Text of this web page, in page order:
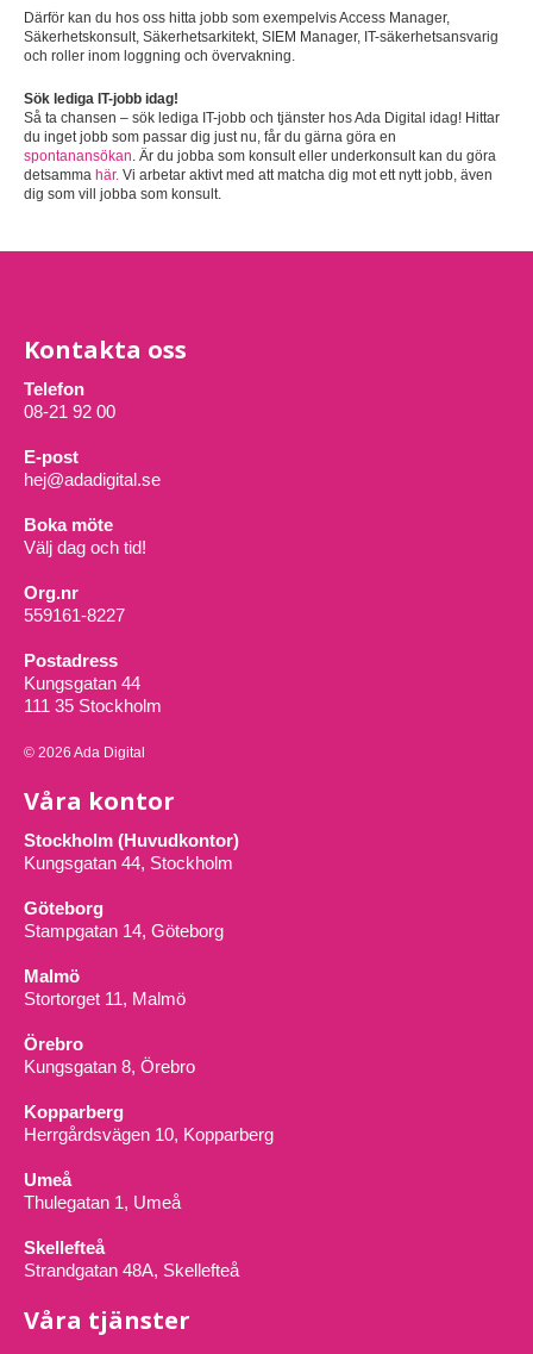
Därför kan du hos oss hitta jobb som exempelvis Access Manager,
Säkerhetskonsult, Säkerhetsarkitekt, SIEM Manager, IT-säkerhetsansvarig
och roller inom loggning och övervakning.
Sök lediga IT-jobb idag!
Så ta chansen – sök lediga IT-jobb och tjänster hos Ada Digital idag! Hittar
du inget jobb som passar dig just nu, får du gärna göra en
spontanansökan. Är du jobba som konsult eller underkonsult kan du göra
detsamma här. Vi arbetar aktivt med att matcha dig mot ett nytt jobb, även
dig som vill jobba som konsult.
Kontakta oss
Telefon
08-21 92 00
E-post
hej@adadigital.se
Boka möte
Välj dag och tid!
Org.nr
559161-8227
Postadress
Kungsgatan 44
111 35 Stockholm
© 2026 Ada Digital
Våra kontor
Stockholm (Huvudkontor)
Kungsgatan 44, Stockholm
Göteborg
Stampgatan 14, Göteborg
Malmö
Stortorget 11, Malmö
Örebro
Kungsgatan 8, Örebro
Kopparberg
Herrgårdsvägen 10, Kopparberg
Umeå
Thulegatan 1, Umeå
Skellefteå
Strandgatan 48A, Skellefteå
Våra tjänster